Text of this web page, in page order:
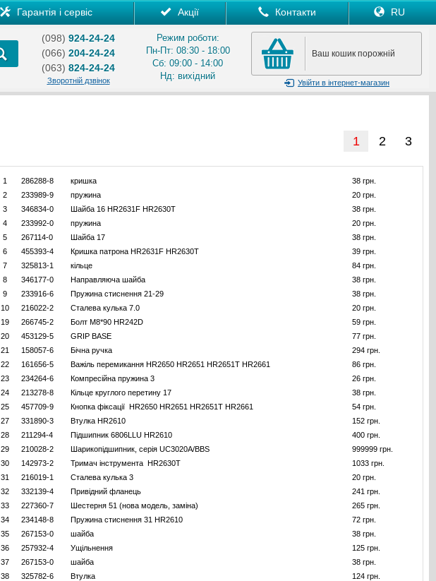
Гарантія і сервіс Акції Контакти RU
(098) 924-24-24
(066) 204-24-24
(063) 824-24-24
Зворотній дзвінок
Режим роботи:
Пн-Пт: 08:30 - 18:00
Сб: 09:00 - 14:00
Нд: вихідний
Ваш кошик порожній
Увійти в інтернет-магазин
1 2 3
1 286288-8 кришка
38 грн.
2
233989-9 пружина
20 грн.
3
346834-0 Шайба 16 HR2631F HR2630T
38 грн.
4
233992-0 пружина
20 грн.
5
267114-0 Шайба 17
38 грн.
6
455393-4 Кришка патрона HR2631F HR2630T
39 грн.
7
325813-1 кільце
84 грн.
8
346177-0 Направляюча шайба
38 грн.
9
233916-6 Пружина стиснення 21-29
38 грн.
10
216022-2 Сталева кулька 7.0
20 грн.
19
266745-2 Болт M8*90 HR242D
59 грн.
20
453129-5 GRIP BASE
77 грн.
21
158057-6 Бiчна ручка
294 грн.
22
161656-5 Важіль перемикання HR2650 HR2651 HR2651T HR2661
86 грн.
23
234264-6 Компресійна пружина 3
26 грн.
24
213278-8 Кільце круглого перетину 17
38 грн.
25
457709-9 Кнопка фіксації HR2650 HR2651 HR2651T HR2661
54 грн.
27
331890-3 Втулка HR2610
152 грн.
28
211294-4 Підшипник 6806LLU HR2610
400 грн.
29
210028-2 Шарикопідшипник, серія UC3020A/BBS
999999 грн.
30
142973-2 Тримач інструмента HR2630T
1033 грн.
31
216019-1 Сталева кулька 3
20 грн.
32
332139-4 Привiдний фланець
241 грн.
33
227360-7 Шестерня 51 (нова модель, замiна)
265 грн.
34
234148-8 Пружина стиснення 31 HR2610
72 грн.
35
267153-0 шайба
38 грн.
36
257932-4 Ущільнення
125 грн.
37
267153-0 шайба
38 грн.
38
325782-6 Втулка
124 грн.